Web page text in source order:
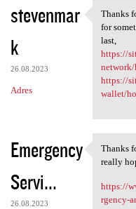
stevenmar
k
26.08.2023
Adres
Thanks
Thanks
for
last,
https://
network/
https://
wallet/
Emergency
Servi...
26.08.2023
Thanks
Thanks
really
https://
rgency-